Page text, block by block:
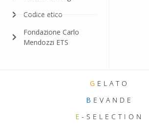
Codice etico
Fondazione Carlo
Mendozzi ETS
G ELATO
B EVANDE
E -SELECTION